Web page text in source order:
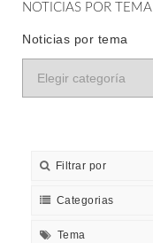
NOTICIAS POR TEMA
Noticias por tema
Filtrar por
Categorias
Tema